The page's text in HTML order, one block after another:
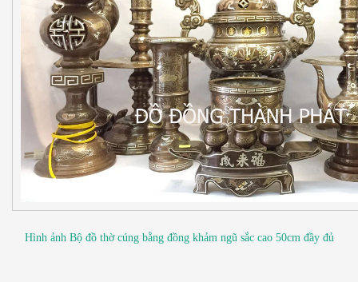
Hình ảnh Bộ đồ thờ cúng bằng đồng khảm ngũ sắc cao 50cm đầy đủ